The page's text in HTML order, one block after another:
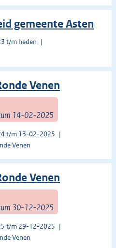
gemeente Asten
t/m heden
Venen
14-02-2025
t/m 13-02-2025
Venen
Venen
30-12-2025
t/m 29-12-2025
Venen